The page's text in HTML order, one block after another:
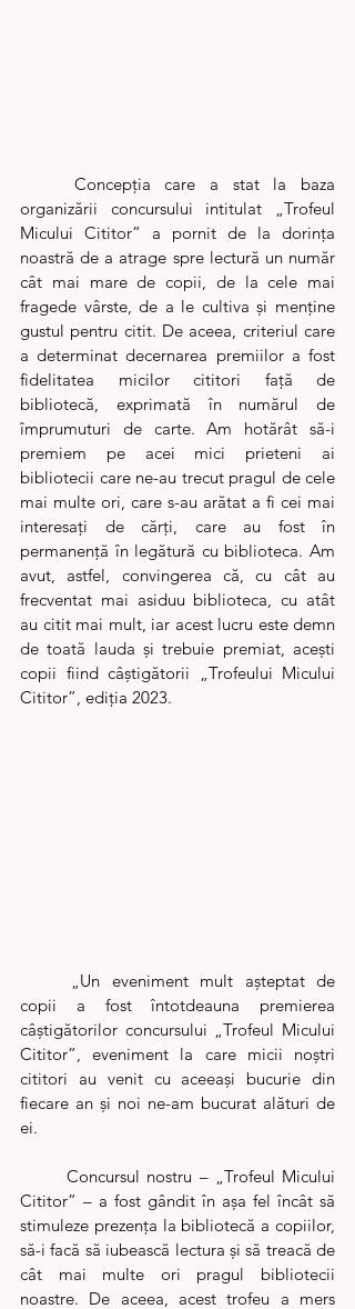
organizării concursului intitulat „Trofeul
Micului Cititor” a pornit de la dorința
noastră de a atrage spre lectură un număr
cât mai mare de copii, de la cele mai
fragede vârste, de a le cultiva și menține
gustul pentru citit. De aceea, criteriul care
a determinat decernarea premiilor a fost
fidelitatea micilor cititori față de
bibliotecă, exprimată în numărul de
împrumuturi de carte. Am hotărât să-i
premiem pe acei mici prieteni ai
bibliotecii care ne-au trecut pragul de cele
mai multe ori, care s-au arătat a fi cei mai
interesați de cărți, care au fost în
permanență în legătură cu biblioteca. Am
avut, astfel, convingerea că, cu cât au
frecventat mai asiduu biblioteca, cu atât
au citit mai mult, iar acest lucru este demn
de toată lauda și trebuie premiat, acești
copii fiind câștigătorii „Trofeului Micului
Cititor”, ediția 2023.
copii a fost întotdeauna premierea
câștigătorilor concursului „Trofeul Micului
Cititor”, eveniment la care micii noștri
cititori au venit cu aceeași bucurie din
fiecare an și noi ne-am bucurat alături de
ei.
	Concursul nostru – „Trofeul Micului
Cititor” – a fost gândit în așa fel încât să
stimuleze prezența la bibliotecă a copiilor,
să-i facă să iubească lectura și să treacă de
cât mai multe ori pragul bibliotecii
noastre. De aceea, acest trofeu a mers